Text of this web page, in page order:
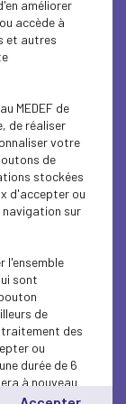
améliorer
accède à
et autres
MEDEF de
de réaliser
votre
de
stockées
d'accepter ou
sur
l'ensemble
sont
de
des
ou
durée de 6
à nouveau